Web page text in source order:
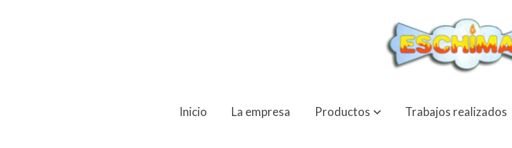
Inicio La empresa Productos Trabajos realizados